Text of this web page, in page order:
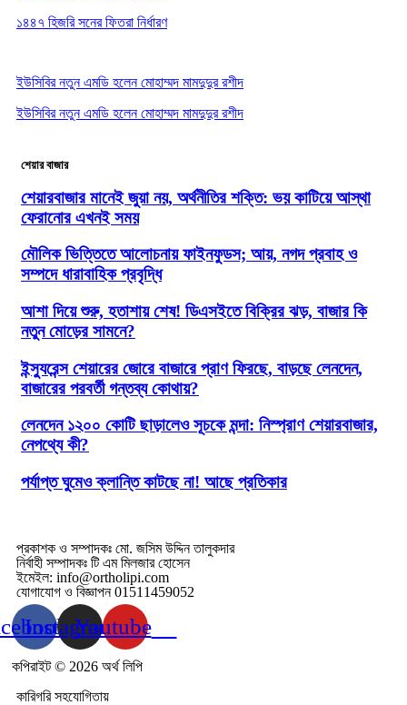
১৪৪৭ হিজরি সনের ফিতরা নির্ধারণ
ইউসিবির নতুন এমডি হলেন মোহাম্মদ মামদুদুর রশীদ
ইউসিবির নতুন এমডি হলেন মোহাম্মদ মামদুদুর রশীদ
শেয়ার বাজার
শেয়ারবাজার মানেই জুয়া নয়, অর্থনীতির শক্তি: ভয় কাটিয়ে আস্থা
ফেরানোর এখনই সময়
মৌলিক ভিত্তিতে আলোচনায় ফাইনফুডস; আয়, নগদ প্রবাহ ও
সম্পদে ধারাবাহিক প্রবৃদ্ধি
আশা দিয়ে শুরু, হতাশায় শেষ! ডিএসইতে বিক্রির ঝড়, বাজার কি
নতুন মোড়ের সামনে?
ইন্স্যুরেন্স শেয়ারের জোরে বাজারে প্রাণ ফিরছে, বাড়ছে লেনদেন,
বাজারের পরবর্তী গন্তব্য কোথায়?
লেনদেন ১২০০ কোটি ছাড়ালেও সূচকে মন্দা: নিস্প্রাণ শেয়ারবাজার,
নেপথ্যে কী?
পর্যাপ্ত ঘুমেও ক্লান্তি কাটছে না! আছে প্রতিকার
প্রকাশক ও সম্পাদকঃ মো. জসিম উদ্দিন তালুকদার
নির্বাহী সম্পাদকঃ টি এম মিলজার হোসেন
ইমেইল: info@ortholipi.com
যোগাযোগ ও বিজ্ঞাপন 01511459052
Instagram
Youtube
কপিরাইট © 2026 অর্থ লিপি
কারিগরি সহযোগিতায়